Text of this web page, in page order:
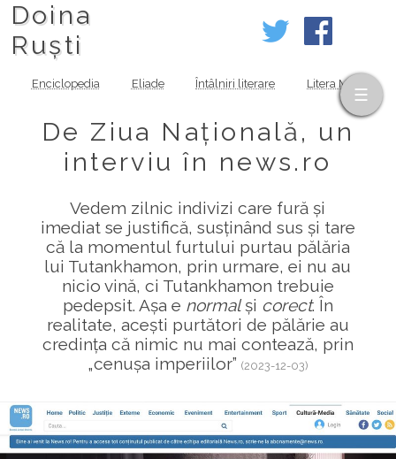
Doina
Ruști
Enciclopedia Eliade Întâlniri literare Litera MOV
De Ziua Națională, un
interviu în news.ro
Vedem zilnic indivizi care fură și
imediat se justifică, susținând sus și tare
că la momentul furtului purtau pălăria
lui Tutankhamon, prin urmare, ei nu au
nicio vină, ci Tutankhamon trebuie
pedepsit. Așa e normalși corect. În
realitate, acești purtători de pălărie au
credința că nimic nu mai contează, prin
„cenușa imperiilor” (2023-12-03)